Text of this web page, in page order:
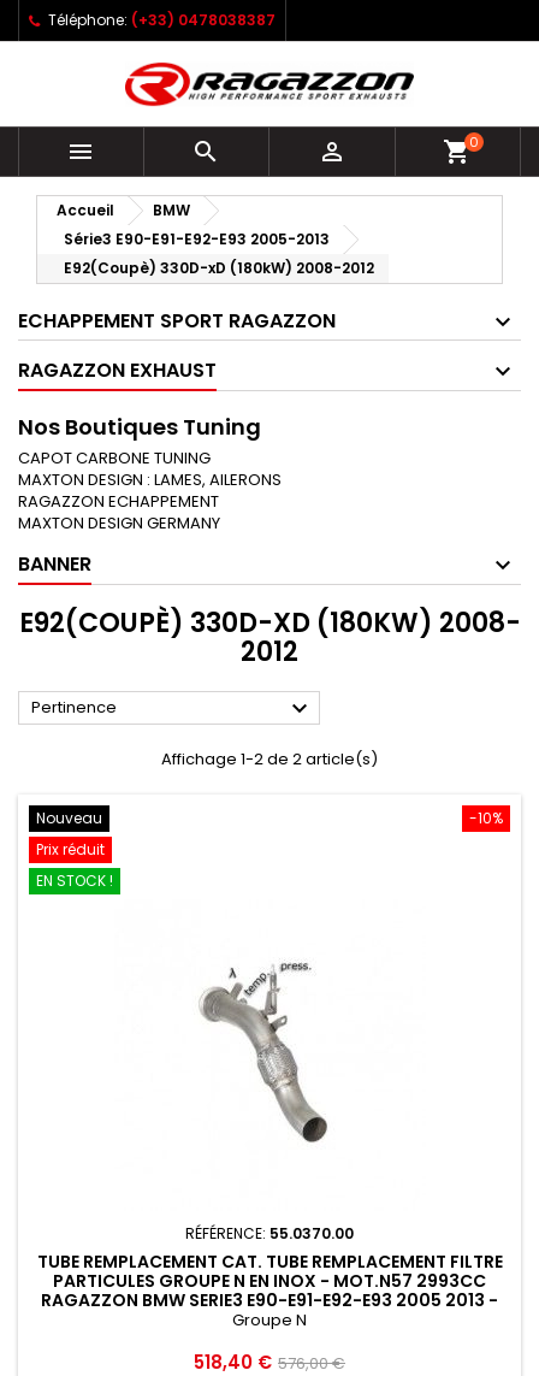
Téléphone: (+33) 0478038387
   shopping_cart0
Accueil
BMW
Série3 E90-E91-E92-E93 2005-2013
E92(Coupè) 330D-xD (180kW) 2008-2012
ECHAPPEMENT SPORT RAGAZZON
RAGAZZON EXHAUST
Nos Boutiques Tuning
CAPOT CARBONE TUNING
MAXTON DESIGN : LAMES, AILERONS
RAGAZZON ECHAPPEMENT
MAXTON DESIGN GERMANY
BANNER
E92(COUPÈ) 330D-XD (180KW) 2008-
2012
Pertinence 
Affichage 1-2 de 2 article(s)
-10%
Nouveau
Prix réduit
EN STOCK !
RÉFÉRENCE: 55.0370.00
TUBE REMPLACEMENT CAT. TUBE REMPLACEMENT FILTRE
PARTICULES GROUPE N EN INOX - MOT.N57 2993CC
RAGAZZON BMW SERIE3 E90-E91-E92-E93 2005 2013 -
55.0370.00
Groupe N
Prix
518,40 € Prix
576,00 €